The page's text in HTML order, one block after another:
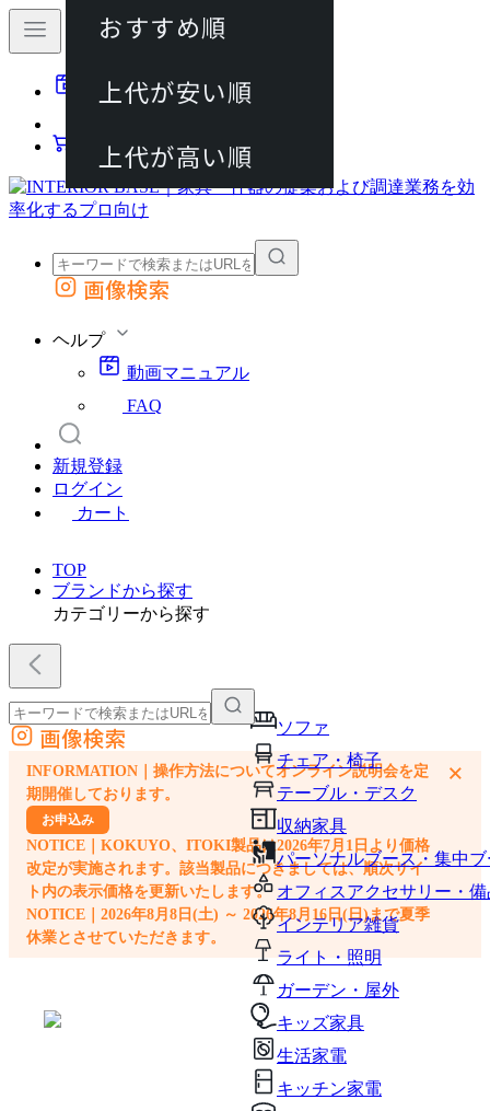
動画マニュアル
カート
外部サイトの商品をカートに追加
画像検索
ヘルプ
動画マニュアル
FAQ
新規登録
ログイン
カート
TOP
ブランドから探す
カテゴリーから探す
ソファ
チェア・椅子
テーブル・デスク
収納家具
パーソナルブース・集中
オフィスアクセサリー・備
インテリア雑貨
ライト・照明
ガーデン・屋外
キッズ家具
生活家電
キッチン家電
外部サイトの商品をカートに追加
他のサイトで見つけた商品ページのURLを貼り付けて、カートに追加できます
画像検索
INFORMATION｜操作方法についてオンライン説明会を定
期開催しております。
お申込み
NOTICE｜KOKUYO、ITOKI製品は2026年7月1日より価格
改定が実施されます。該当製品につきましては、順次サイ
ト内の表示価格を更新いたします。
NOTICE｜2026年8月8日(土) ～ 2026年8月16日(日)まで夏季
休業とさせていただきます。
×
おすすめ順
上代が安い順
上代が高い順